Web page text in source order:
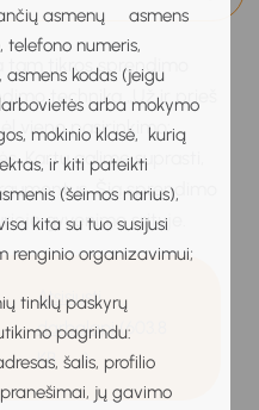
asmenų asmens
numeris,
kodas (jeigu
arba mokymo
mokinio klasė, kurią
ir kiti pateikti
(šeimos narius),
kita su tuo susijusi
renginio organizavimui;
tinklų paskyrų
pagrindu:
šalis, profilio
jų gavimo
tikros sprendimo
technika „Už ir prieš
vieno pasirinkimo:
Kartu galime suprasti,
Šią sprendimo
gyvenimo srityje.
Atsisiųsti
darbalapį(603.8
KB
)